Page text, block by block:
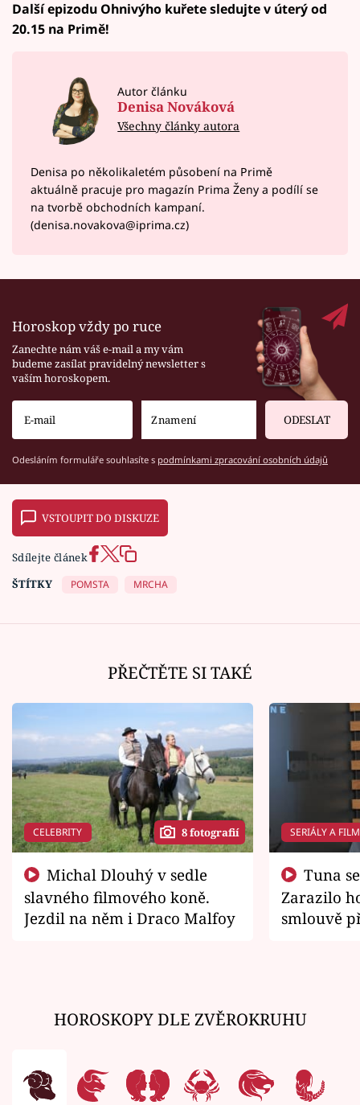
Další epizodu Ohnivýho kuřete sledujte v úterý od
20.15 na Primě!
Autor článku
Denisa Nováková
Všechny články autora
Denisa po několikaletém působení na Primě
aktuálně pracuje pro magazín Prima Ženy a podílí se
na tvorbě obchodních kampaní.
(denisa.novakova@iprima.cz)
Horoskop vždy po ruce
Zanechte nám váš e-mail a my vám
budeme zasílat pravidelný newsletter s
vaším horoskopem.
ODESLAT
Odesláním formuláře souhlasíte s podmínkami zpracování osobních údajů
VSTOUPIT DO DISKUZE
Sdílejte článek
ŠTÍTKY
POMSTA MRCHA
PŘEČTĚTE SI TAKÉ
CELEBRITY 8 fotografií
slavného filmového koně.
Jezdil na něm i Draco Malfoy
SERIÁLY A
Zarazilo
smlouvě
HOROSKOPY DLE ZVĚROKRUHU